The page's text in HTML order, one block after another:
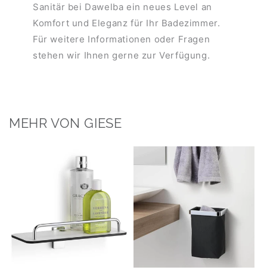
Sanitär bei Dawelba ein neues Level an
Komfort und Eleganz für Ihr Badezimmer.
Für weitere Informationen oder Fragen
stehen wir Ihnen gerne zur Verfügung.
MEHR VON GIESE